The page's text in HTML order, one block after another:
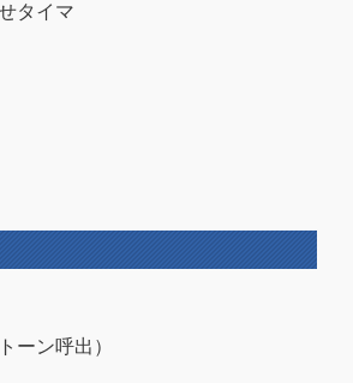
タイマ
ーン呼出）